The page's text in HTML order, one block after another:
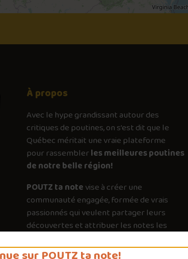
À propos
Avec lehypegrandissant autour des
critiques de poutines, on s’est dit que le
Québec méritait une vraie plateforme
pour rassemblerles meilleures poutines
de notre belle région!
POUTZ ta notevise à créer une
communauté engagée, formée de vrais
passionnés qui veulent partager leurs
découvertes et attribuer les notes les
importance pour guider les autres vers les